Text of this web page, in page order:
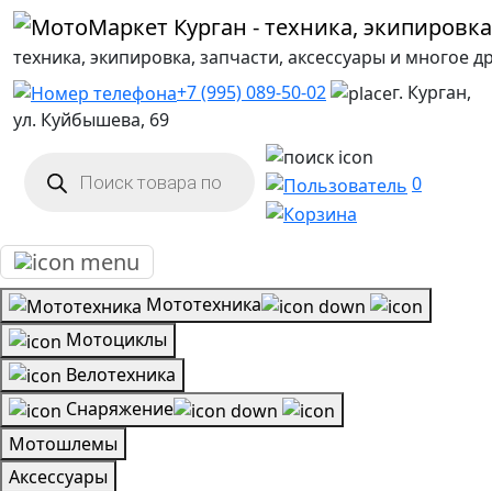
техника, экипировка, запчасти, аксессуары и многое
+7 (995) 089-50-02
г. Курган,
ул. Куйбышева, 69
товаров 0
Мототехника
Мотоциклы
Велотехника
Снаряжение
Мотошлемы
Аксессуары